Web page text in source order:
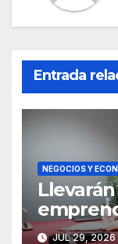
Entrada
NEGOCIOS Y
JUL 29, 2026